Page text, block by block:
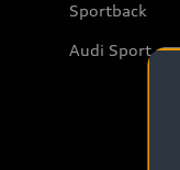
Sportback
Audi Sport